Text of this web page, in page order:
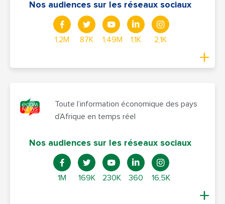
Nos audiences sur les réseaux sociaux
1,2M 87K 1,49M 1,1K 2,1K
Toute l’information économique des pays
d’Afrique en temps réel
Nos audiences sur les réseaux sociaux
1M 169K 230K 360 16,5K